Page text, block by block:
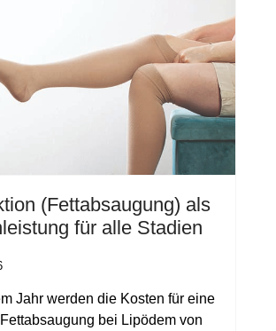
(Fettabsaugung) als
für alle Stadien
Jahr werden die Kosten für eine
bei Lipödem von